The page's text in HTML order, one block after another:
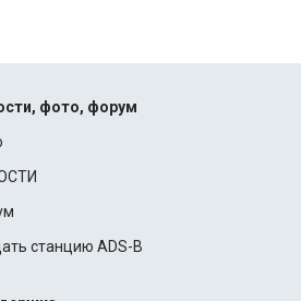
фото, форум
станцию ADS-B